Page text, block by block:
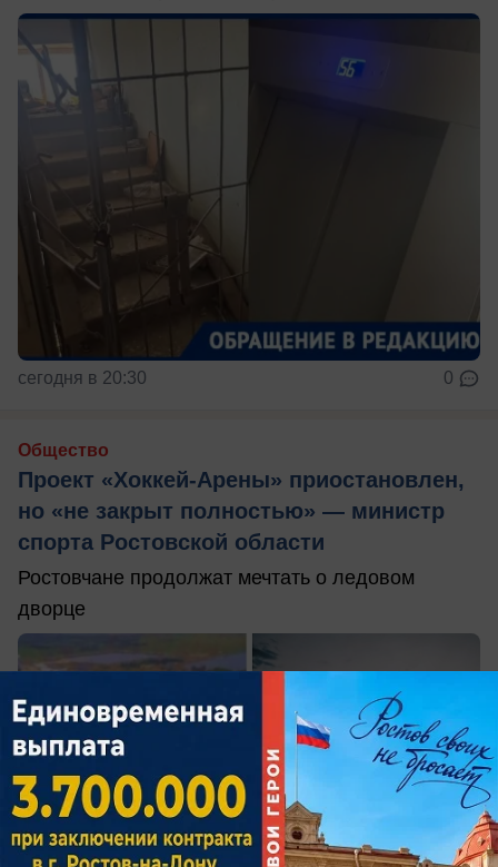
сегодня в 20:30 0
Общество
Проект «Хоккей-Арены» приостановлен,
но «не закрыт полностью» — министр
спорта Ростовской области
Ростовчане продолжат мечтать о ледовом
дворце